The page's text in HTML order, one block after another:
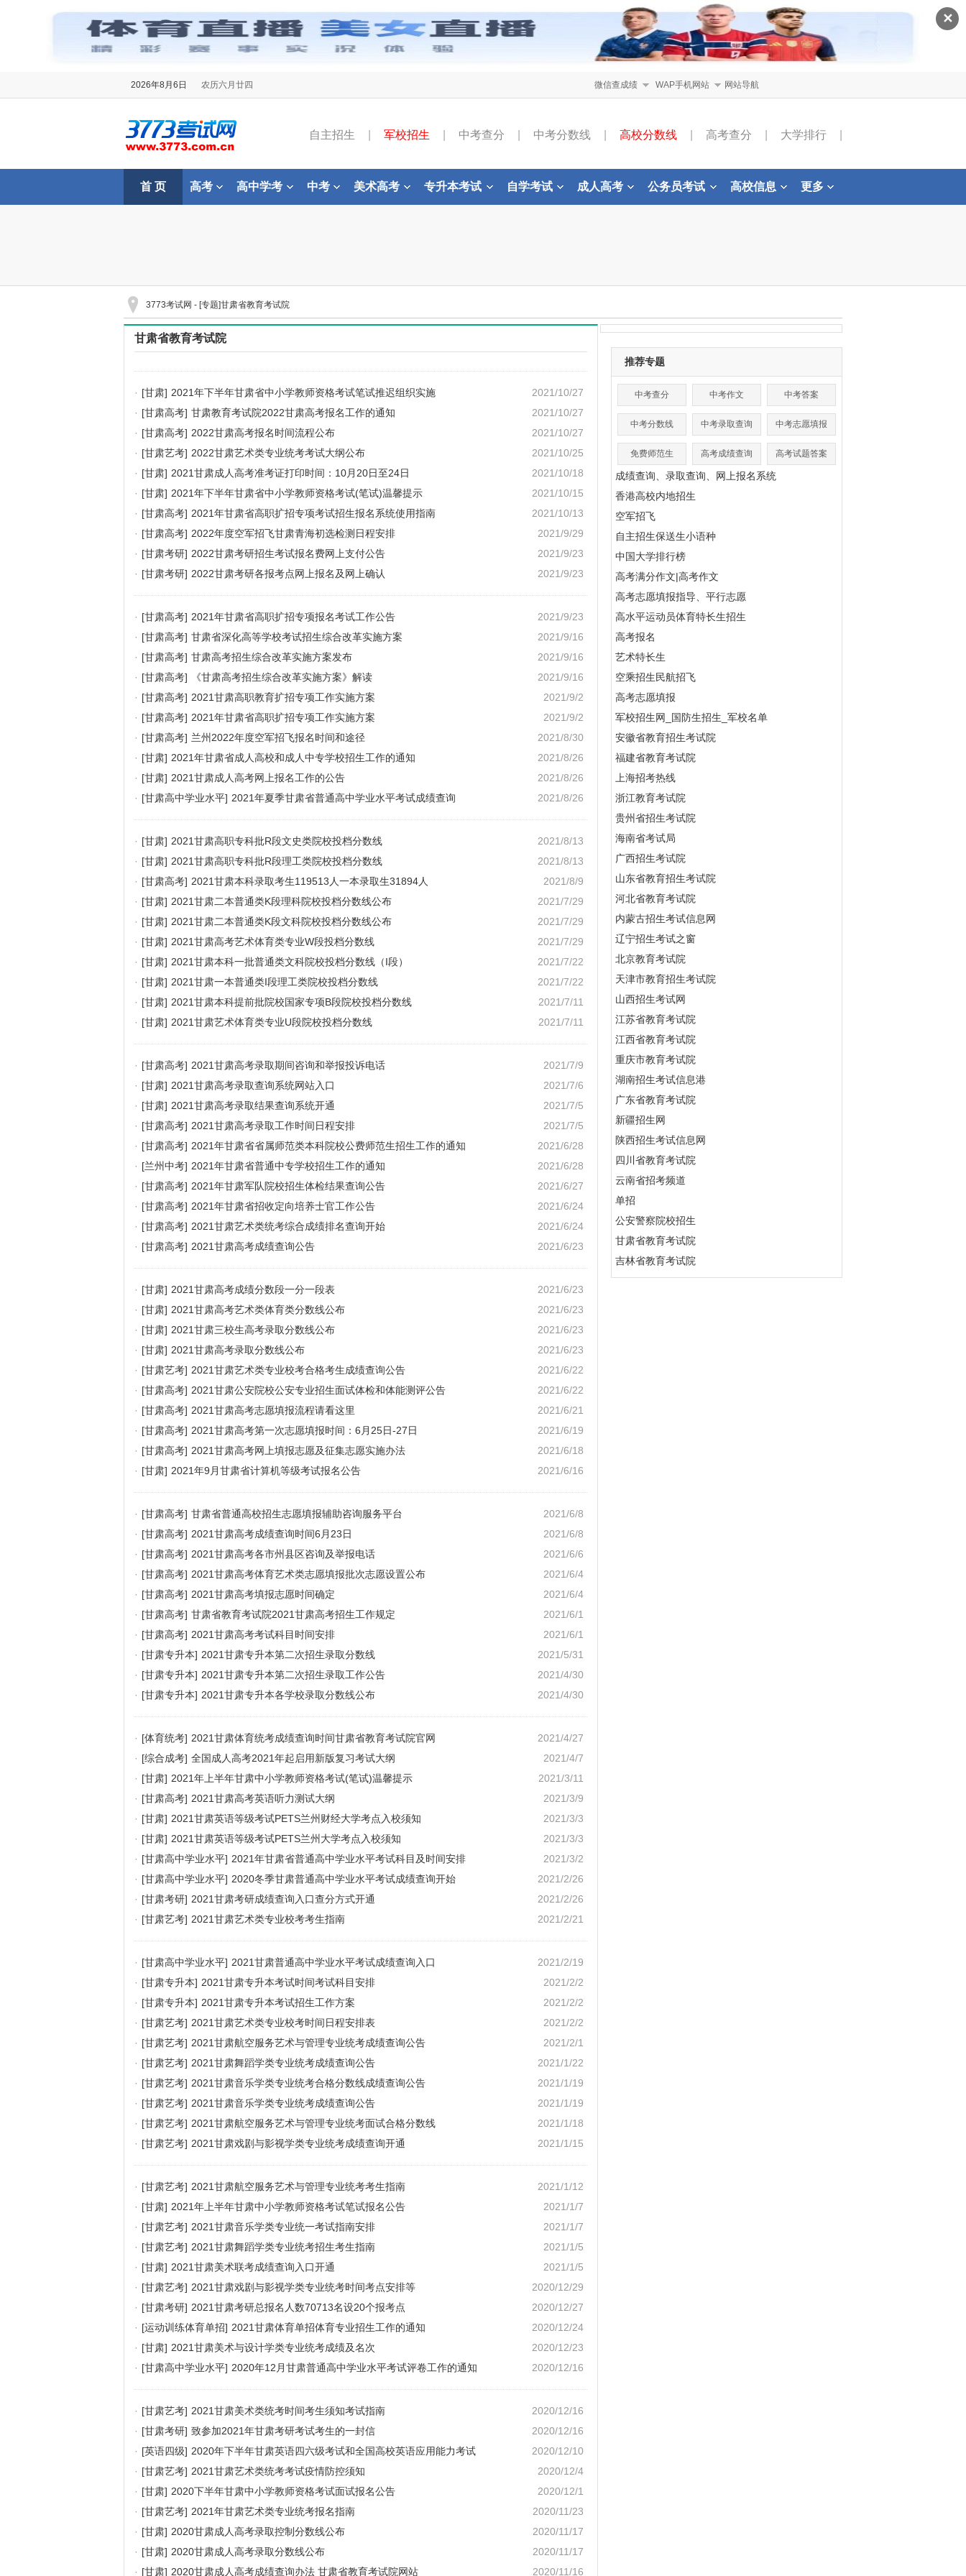
✕
2026年8月6日 农历六月廿四 微信查成绩 WAP手机网站 网站导航
自主招生 军校招生 中考查分 中考分数线 高校分数线 高考查分 大学排行
首 页 高考 高中学考 中考 美术高考 专升本考试 自学考试 成人高考 公务员考试 高校信息 更多
3773考试网 - [专题]甘肃省教育考试院
甘肃省教育考试院
2021/10/27
· [甘肃] 2021年下半年甘肃省中小学教师资格考试笔试推迟组织实施
2021/10/27
· [甘肃高考] 甘肃教育考试院2022甘肃高考报名工作的通知
2021/10/27
· [甘肃高考] 2022甘肃高考报名时间流程公布
2021/10/25
· [甘肃艺考] 2022甘肃艺术类专业统考考试大纲公布
2021/10/18
· [甘肃] 2021甘肃成人高考准考证打印时间：10月20日至24日
2021/10/15
· [甘肃] 2021年下半年甘肃省中小学教师资格考试(笔试)温馨提示
2021/10/13
· [甘肃高考] 2021年甘肃省高职扩招专项考试招生报名系统使用指南
2021/9/29
· [甘肃高考] 2022年度空军招飞甘肃青海初选检测日程安排
2021/9/23
· [甘肃考研] 2022甘肃考研招生考试报名费网上支付公告
2021/9/23
· [甘肃考研] 2022甘肃考研各报考点网上报名及网上确认
2021/9/23
· [甘肃高考] 2021年甘肃省高职扩招专项报名考试工作公告
2021/9/16
· [甘肃高考] 甘肃省深化高等学校考试招生综合改革实施方案
2021/9/16
· [甘肃高考] 甘肃高考招生综合改革实施方案发布
2021/9/16
· [甘肃高考]
《甘肃高考招生综合改革实施方案》解读
2021/9/2
· [甘肃高考] 2021甘肃高职教育扩招专项工作实施方案
2021/9/2
· [甘肃高考] 2021年甘肃省高职扩招专项工作实施方案
2021/8/30
· [甘肃高考] 兰州2022年度空军招飞报名时间和途径
2021/8/26
· [甘肃] 2021年甘肃省成人高校和成人中专学校招生工作的通知
2021/8/26
· [甘肃] 2021甘肃成人高考网上报名工作的公告
2021/8/26
· [甘肃高中学业水平] 2021年夏季甘肃省普通高中学业水平考试成绩查询
2021/8/13
· [甘肃] 2021甘肃高职专科批R段文史类院校投档分数线
2021/8/13
· [甘肃] 2021甘肃高职专科批R段理工类院校投档分数线
2021/8/9
· [甘肃高考] 2021甘肃本科录取考生119513人一本录取生31894人
2021/7/29
· [甘肃] 2021甘肃二本普通类K段理科院校投档分数线公布
2021/7/29
· [甘肃] 2021甘肃二本普通类K段文科院校投档分数线公布
2021/7/29
· [甘肃] 2021甘肃高考艺术体育类专业W段投档分数线
2021/7/22
· [甘肃] 2021甘肃本科一批普通类文科院校投档分数线（I段）
2021/7/22
· [甘肃] 2021甘肃一本普通类I段理工类院校投档分数线
2021/7/11
· [甘肃] 2021甘肃本科提前批院校国家专项B段院校投档分数线
2021/7/11
· [甘肃] 2021甘肃艺术体育类专业U段院校投档分数线
2021/7/9
· [甘肃高考] 2021甘肃高考录取期间咨询和举报投诉电话
2021/7/6
· [甘肃] 2021甘肃高考录取查询系统网站入口
2021/7/5
· [甘肃] 2021甘肃高考录取结果查询系统开通
2021/7/5
· [甘肃高考] 2021甘肃高考录取工作时间日程安排
2021/6/28
· [甘肃高考] 2021年甘肃省省属师范类本科院校公费师范生招生工作的通知
2021/6/28
· [兰州中考] 2021年甘肃省普通中专学校招生工作的通知
2021/6/27
· [甘肃高考] 2021年甘肃军队院校招生体检结果查询公告
2021/6/24
· [甘肃高考] 2021年甘肃省招收定向培养士官工作公告
2021/6/24
· [甘肃高考] 2021甘肃艺术类统考综合成绩排名查询开始
2021/6/23
· [甘肃高考] 2021甘肃高考成绩查询公告
2021/6/23
· [甘肃] 2021甘肃高考成绩分数段一分一段表
2021/6/23
· [甘肃] 2021甘肃高考艺术类体育类分数线公布
2021/6/23
· [甘肃] 2021甘肃三校生高考录取分数线公布
2021/6/23
· [甘肃] 2021甘肃高考录取分数线公布
2021/6/22
· [甘肃艺考] 2021甘肃艺术类专业校考合格考生成绩查询公告
2021/6/22
· [甘肃高考] 2021甘肃公安院校公安专业招生面试体检和体能测评公告
2021/6/21
· [甘肃高考] 2021甘肃高考志愿填报流程请看这里
2021/6/19
· [甘肃高考] 2021甘肃高考第一次志愿填报时间：6月25日-27日
2021/6/18
· [甘肃高考] 2021甘肃高考网上填报志愿及征集志愿实施办法
2021/6/16
· [甘肃] 2021年9月甘肃省计算机等级考试报名公告
2021/6/8
· [甘肃高考] 甘肃省普通高校招生志愿填报辅助咨询服务平台
2021/6/8
· [甘肃高考] 2021甘肃高考成绩查询时间6月23日
2021/6/6
· [甘肃高考] 2021甘肃高考各市州县区咨询及举报电话
2021/6/4
· [甘肃高考] 2021甘肃高考体育艺术类志愿填报批次志愿设置公布
2021/6/4
· [甘肃高考] 2021甘肃高考填报志愿时间确定
2021/6/1
· [甘肃高考] 甘肃省教育考试院2021甘肃高考招生工作规定
2021/6/1
· [甘肃高考] 2021甘肃高考考试科目时间安排
2021/5/31
· [甘肃专升本] 2021甘肃专升本第二次招生录取分数线
2021/4/30
· [甘肃专升本] 2021甘肃专升本第二次招生录取工作公告
2021/4/30
· [甘肃专升本] 2021甘肃专升本各学校录取分数线公布
2021/4/27
· [体育统考] 2021甘肃体育统考成绩查询时间甘肃省教育考试院官网
2021/4/7
· [综合成考] 全国成人高考2021年起启用新版复习考试大纲
2021/3/11
· [甘肃] 2021年上半年甘肃中小学教师资格考试(笔试)温馨提示
2021/3/9
· [甘肃高考] 2021甘肃高考英语听力测试大纲
2021/3/3
· [甘肃] 2021甘肃英语等级考试PETS兰州财经大学考点入校须知
2021/3/3
· [甘肃] 2021甘肃英语等级考试PETS兰州大学考点入校须知
2021/3/2
· [甘肃高中学业水平] 2021年甘肃省普通高中学业水平考试科目及时间安排
2021/2/26
· [甘肃高中学业水平] 2020冬季甘肃普通高中学业水平考试成绩查询开始
2021/2/26
· [甘肃考研] 2021甘肃考研成绩查询入口查分方式开通
2021/2/21
· [甘肃艺考] 2021甘肃艺术类专业校考考生指南
2021/2/19
· [甘肃高中学业水平] 2021甘肃普通高中学业水平考试成绩查询入口
2021/2/2
· [甘肃专升本] 2021甘肃专升本考试时间考试科目安排
2021/2/2
· [甘肃专升本] 2021甘肃专升本考试招生工作方案
2021/2/2
· [甘肃艺考] 2021甘肃艺术类专业校考时间日程安排表
2021/2/1
· [甘肃艺考] 2021甘肃航空服务艺术与管理专业统考成绩查询公告
2021/1/22
· [甘肃艺考] 2021甘肃舞蹈学类专业统考成绩查询公告
2021/1/19
· [甘肃艺考] 2021甘肃音乐学类专业统考合格分数线成绩查询公告
2021/1/19
· [甘肃艺考] 2021甘肃音乐学类专业统考成绩查询公告
2021/1/18
· [甘肃艺考] 2021甘肃航空服务艺术与管理专业统考面试合格分数线
2021/1/15
· [甘肃艺考] 2021甘肃戏剧与影视学类专业统考成绩查询开通
2021/1/12
· [甘肃艺考] 2021甘肃航空服务艺术与管理专业统考考生指南
2021/1/7
· [甘肃] 2021年上半年甘肃中小学教师资格考试笔试报名公告
2021/1/7
· [甘肃艺考] 2021甘肃音乐学类专业统一考试指南安排
2021/1/5
· [甘肃艺考] 2021甘肃舞蹈学类专业统考招生考生指南
2021/1/5
· [甘肃] 2021甘肃美术联考成绩查询入口开通
2020/12/29
· [甘肃艺考] 2021甘肃戏剧与影视学类专业统考时间考点安排等
2020/12/27
· [甘肃考研] 2021甘肃考研总报名人数70713名设20个报考点
2020/12/24
· [运动训练体育单招] 2021甘肃体育单招体育专业招生工作的通知
2020/12/23
· [甘肃] 2021甘肃美术与设计学类专业统考成绩及名次
2020/12/16
· [甘肃高中学业水平] 2020年12月甘肃普通高中学业水平考试评卷工作的通知
2020/12/16
· [甘肃艺考] 2021甘肃美术类统考时间考生须知考试指南
2020/12/16
· [甘肃考研] 致参加2021年甘肃考研考试考生的一封信
2020/12/10
· [英语四级] 2020年下半年甘肃英语四六级考试和全国高校英语应用能力考试
2020/12/4
· [甘肃艺考] 2021甘肃艺术类统考考试疫情防控须知
2020/12/1
· [甘肃] 2020下半年甘肃中小学教师资格考试面试报名公告
2020/11/23
· [甘肃艺考] 2021年甘肃艺术类专业统考报名指南
2020/11/17
· [甘肃] 2020甘肃成人高考录取控制分数线公布
2020/11/17
· [甘肃] 2020甘肃成人高考录取分数线公布
2020/11/16
· [甘肃] 2020甘肃成人高考成绩查询办法 甘肃省教育考试院网站
推荐专题
中考查分 中考作文 中考答案
中考分数线 中考录取查询 中考志愿填报
免费师范生 高考成绩查询 高考试题答案
成绩查询、录取查询、网上报名系统
香港高校内地招生
空军招飞
自主招生保送生小语种
中国大学排行榜
高考满分作文|高考作文
高考志愿填报指导、平行志愿
高水平运动员体育特长生招生
高考报名
艺术特长生
空乘招生民航招飞
高考志愿填报
军校招生网_国防生招生_军校名单
安徽省教育招生考试院
福建省教育考试院
上海招考热线
浙江教育考试院
贵州省招生考试院
海南省考试局
广西招生考试院
山东省教育招生考试院
河北省教育考试院
内蒙古招生考试信息网
辽宁招生考试之窗
北京教育考试院
天津市教育招生考试院
山西招生考试网
江苏省教育考试院
江西省教育考试院
重庆市教育考试院
湖南招生考试信息港
广东省教育考试院
新疆招生网
陕西招生考试信息网
四川省教育考试院
云南省招考频道
单招
公安警察院校招生
甘肃省教育考试院
吉林省教育考试院